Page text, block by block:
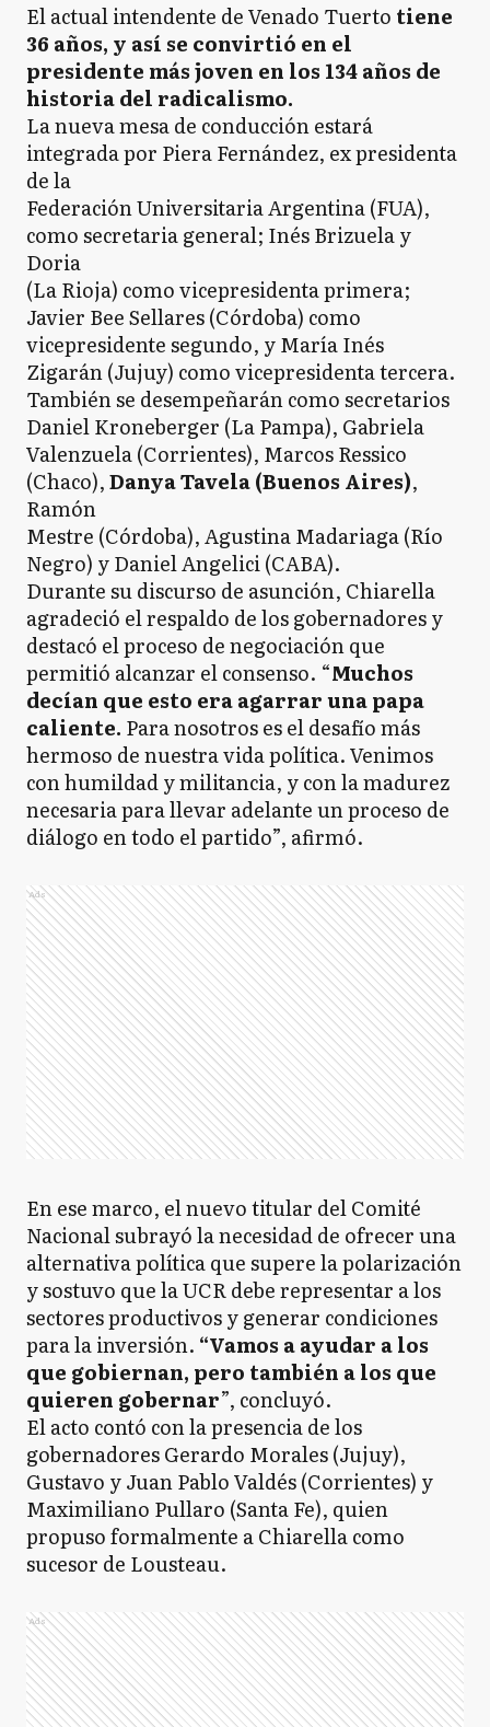
El actual intendente de Venado Tuerto tiene
36 años, y así se convirtió en el
presidente más joven en los 134 años de
historia del radicalismo.
La nueva mesa de conducción estará
integrada por Piera Fernández, ex presidenta
de la
Federación Universitaria Argentina (FUA),
como secretaria general; Inés Brizuela y
Doria
(La Rioja) como vicepresidenta primera;
Javier Bee Sellares (Córdoba) como
vicepresidente segundo, y María Inés
Zigarán (Jujuy) como vicepresidenta tercera.
También se desempeñarán como secretarios
Daniel Kroneberger (La Pampa), Gabriela
Valenzuela (Corrientes), Marcos Ressico
(Chaco),Danya Tavela (Buenos Aires),
Ramón
Mestre (Córdoba), Agustina Madariaga (Río
Negro) y Daniel Angelici (CABA).
Durante su discurso de asunción, Chiarella
agradeció el respaldo de los gobernadores y
destacó el proceso de negociación que
permitió alcanzar el consenso. “Muchos
decían que esto era agarrar una papa
caliente. Para nosotros es el desafío más
hermoso de nuestra vida política. Venimos
con humildad y militancia, y con la madurez
necesaria para llevar adelante un proceso de
diálogo en todo el partido”, afirmó.
Ads
En ese marco, el nuevo titular del Comité
Nacional subrayó la necesidad de ofrecer una
alternativa política que supere la polarización
y sostuvo que la UCR debe representar a los
sectores productivos y generar condiciones
para la inversión. “Vamos a ayudar a los
que gobiernan, pero también a los que
quieren gobernar”, concluyó.
El acto contó con la presencia de los
gobernadores Gerardo Morales (Jujuy),
Gustavo y Juan Pablo Valdés (Corrientes) y
Maximiliano Pullaro (Santa Fe), quien
propuso formalmente a Chiarella como
sucesor de Lousteau.
Ads